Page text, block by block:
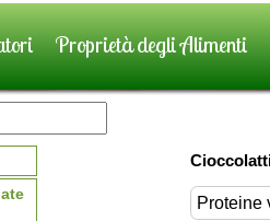
Proprietà degli Alimenti
Proteine